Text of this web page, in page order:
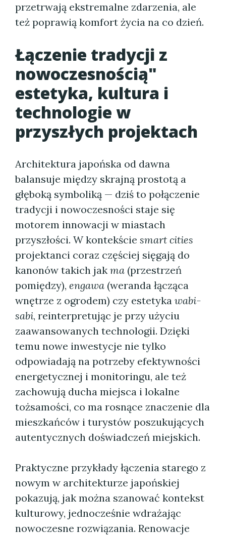
przetrwają ekstremalne zdarzenia, ale
też poprawią komfort życia na co dzień.
Łączenie tradycji z
nowoczesnością"
estetyka, kultura i
technologie w
przyszłych projektach
Architektura japońska od dawna
balansuje między skrajną prostotą a
głęboką symboliką — dziś to połączenie
tradycji i nowoczesności staje się
motorem innowacji w miastach
przyszłości. W kontekście smart cities
projektanci coraz częściej sięgają do
kanonów takich jak ma (przestrzeń
pomiędzy), engawa (weranda łącząca
wnętrze z ogrodem) czy estetyka wabi-
sabi, reinterpretując je przy użyciu
zaawansowanych technologii. Dzięki
temu nowe inwestycje nie tylko
odpowiadają na potrzeby efektywności
energetycznej i monitoringu, ale też
zachowują ducha miejsca i lokalne
tożsamości, co ma rosnące znaczenie dla
mieszkańców i turystów poszukujących
autentycznych doświadczeń miejskich.
Praktyczne przykłady łączenia starego z
nowym w architekturze japońskiej
pokazują, jak można szanować kontekst
kulturowy, jednocześnie wdrażając
nowoczesne rozwiązania. Renowacje